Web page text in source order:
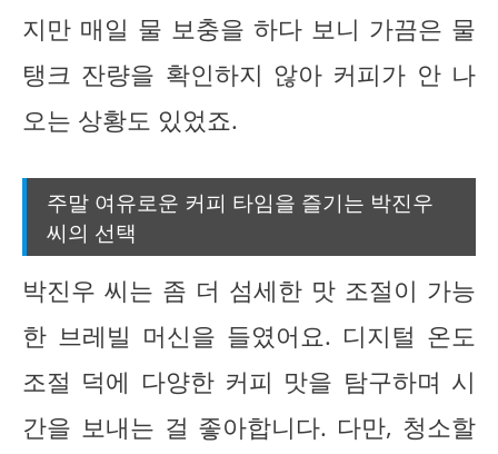
지만 매일 물 보충을 하다 보니 가끔은 물
탱크 잔량을 확인하지 않아 커피가 안 나
오는 상황도 있었죠.
주말 여유로운 커피 타임을 즐기는 박진우
씨의 선택
박진우 씨는 좀 더 섬세한 맛 조절이 가능
한 브레빌 머신을 들였어요. 디지털 온도
조절 덕에 다양한 커피 맛을 탐구하며 시
간을 보내는 걸 좋아합니다. 다만, 청소할